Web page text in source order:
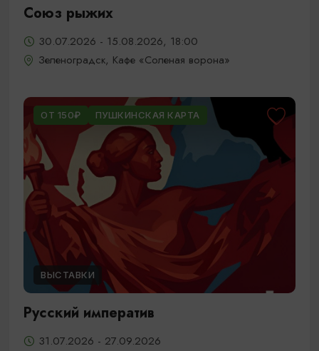
Союз рыжих
30.07.2026 - 15.08.2026, 18:00
Зеленоградск, Кафе «Соленая ворона»
ОТ 150₽ ПУШКИНСКАЯ КАРТА
ВЫСТАВКИ
Русский императив
31.07.2026 - 27.09.2026